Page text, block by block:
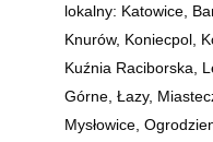
lokalny: Katowice,
Knurów, Koniecpol,
Kuźnia Raciborska,
Górne, Łazy,
Mysłowice,